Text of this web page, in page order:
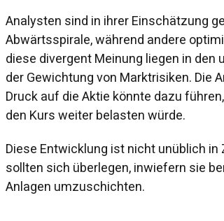
Analysten sind in ihrer Einschätzung
Abwärtsspirale, während andere
diese divergent Meinung liegen in
der Gewichtung von Marktrisiken. Die
Druck auf die Aktie könnte dazu
den Kurs weiter belasten würde.
Diese Entwicklung ist nicht unüblich
sollten sich überlegen, inwiefern sie
Anlagen umzuschichten.